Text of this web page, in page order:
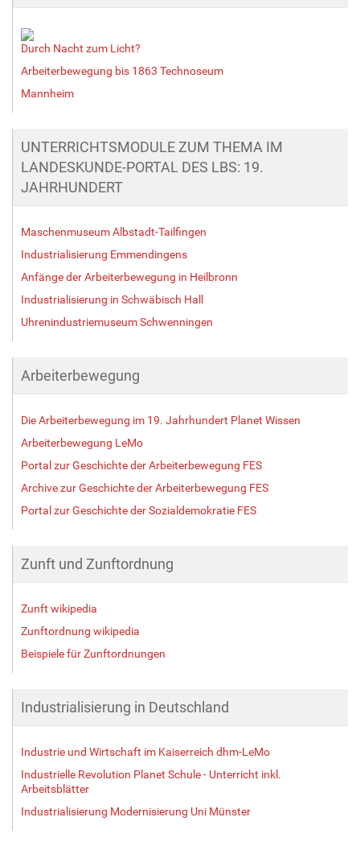
Durch Nacht zum Licht?
Arbeiterbewegung bis 1863 Technoseum
Mannheim
UNTERRICHTSMODULE ZUM THEMA IM
LANDESKUNDE-PORTAL DES LBS: 19.
JAHRHUNDERT
Maschenmuseum Albstadt-Tailfingen
Industrialisierung Emmendingens
Anfänge der Arbeiterbewegung in Heilbronn
Industrialisierung in Schwäbisch Hall
Uhrenindustriemuseum Schwenningen
Arbeiterbewegung
Die Arbeiterbewegung im 19. Jahrhundert Planet Wissen
Arbeiterbewegung LeMo
Portal zur Geschichte der Arbeiterbewegung FES
Archive zur Geschichte der Arbeiterbewegung FES
Portal zur Geschichte der Sozialdemokratie FES
Zunft und Zunftordnung
Zunft wikipedia
Zunftordnung wikipedia
Beispiele für Zunftordnungen
Industrialisierung in Deutschland
Industrie und Wirtschaft im Kaiserreich dhm-LeMo
Industrielle Revolution Planet Schule - Unterricht inkl.
Arbeitsblätter
Industrialisierung Modernisierung Uni Münster